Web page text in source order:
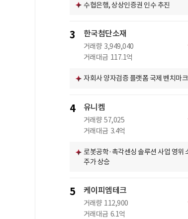
수협은행, 상상인증권 인수 추진
3 한국첨단소재
거래량 3,949,040
거래대금 117.1억
자회사 양자검증 플랫폼 국제 벤치마
4 유니켐
거래량 57,025
거래대금 3.4억
로봇공학·촉각센싱 솔루션 사업 영위
주가 상승
5 케이피엠테크
거래량 112,900
거래대금 6.1억